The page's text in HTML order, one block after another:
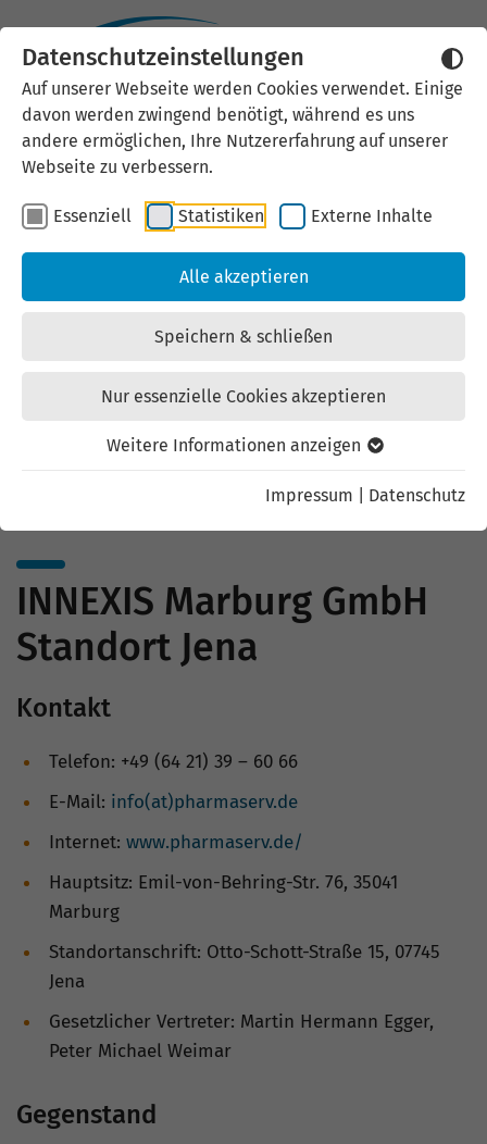
Datenschutzeinstellungen
Auf unserer Webseite werden Cookies verwendet. Einige
davon werden zwingend benötigt, während es uns
andere ermöglichen, Ihre Nutzererfahrung auf unserer
Webseite zu verbessern.
Essenziell Statistiken Externe Inhalte
Alle akzeptieren
Speichern & schließen
Nur essenzielle Cookies akzeptieren
Weitere Informationen anzeigen
Impressum Datenschutz
Externen Inhalt laden
Wir verwenden auf unserer
Website externe Inhalte, um Ihnen
zusätzliche Informationen
anzubieten. Einige externe Inhalte
(z.B. Google Maps, Youtube)
können persönliche Daten (z.B. IP-
Mit der Bestätigung erklären Sie
INNEXIS Marburg GmbH
Standort Jena
Kontakt
Telefon: +49 (64 21) 39 – 60 66
E-Mail: info(at)pharmaserv.de
Internet: www.pharmaserv.de/
Hauptsitz: Emil-von-Behring-Str. 76, 35041
Marburg
Standortanschrift: Otto-Schott-Straße 15, 07745
Jena
Gesetzlicher Vertreter: Martin Hermann Egger,
Peter Michael Weimar
Gegenstand